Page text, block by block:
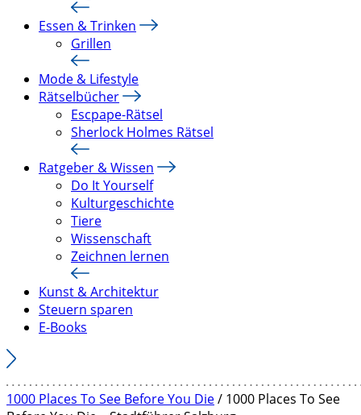
Essen & Trinken
Grillen
Mode & Lifestyle
Rätselbücher
Escpape-Rätsel
Sherlock Holmes Rätsel
Ratgeber & Wissen
Do It Yourself
Kulturgeschichte
Tiere
Wissenschaft
Zeichnen lernen
Kunst & Architektur
Steuern sparen
E-Books
1000 Places To See Before You Die/ 1000 Places To See